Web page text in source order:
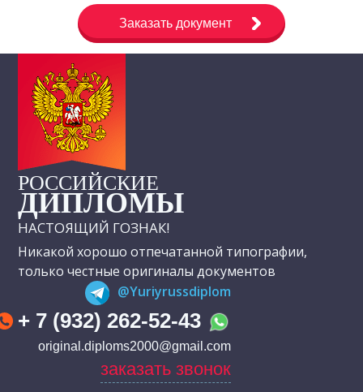
Заказать документ
РОССИЙСКИЕ
ДИПЛОМЫ
НАСТОЯЩИЙ ГОЗНАК!
Никакой хорошо отпечатанной типографии,
только честные оригиналы документов
@Yuriyrussdiplom
+ 7 (932) 262-52-43
original.diploms2000@gmail.com
заказать звонок